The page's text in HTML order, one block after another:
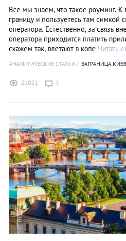
Все мы знаем, что такое роуминг. К
границу и пользуетесь там симкой
оператора. Естественно, за связь
оператора приходится платить
скажем так, влетают в копе Читать
АНАЛИТИЧЕСКИЕ СТАТЬИ ЗАГРАНИЦА.КИЕВ
21021 3